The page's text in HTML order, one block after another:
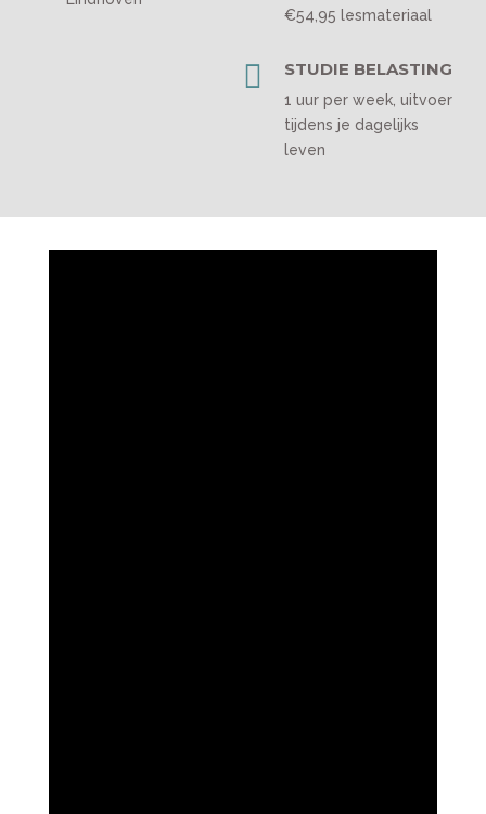
€54,95 lesmateriaal
 STUDIE BELASTING
1 uur per week, uitvoer
tijdens je dagelijks
leven